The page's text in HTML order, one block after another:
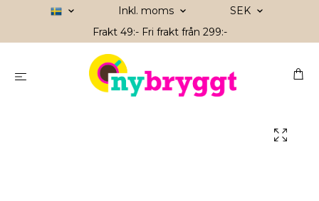
Inkl. moms
SEK
Frakt 49:- Fri frakt från 299:-